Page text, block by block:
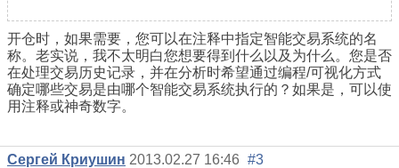
开仓时，如果需要，您可以在注释中指定智能交易系统的名
称。老实说，我不太明白您想要得到什么以及为什么。您是否
在处理交易历史记录，并在分析时希望通过编程/可视化方式
确定哪些交易是由哪个智能交易系统执行的？如果是，可以使
用注释或神奇数字。
Сергей Криушин 2013.02.27 16:46 #3